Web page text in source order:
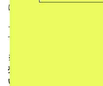
になれるアイテムが欲しい
そんな5月病を吹き飛ばす
す。
※発売前のアイテムは、リ
売日に購入できるように
い。